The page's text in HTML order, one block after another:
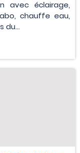
avec éclairage,
chauffe eau,
du...